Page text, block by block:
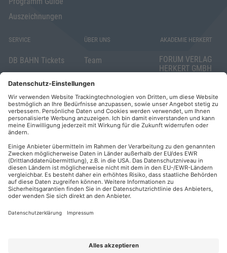
Auszeichnungen
SERVICE
DB BAHN Tickets
Veranstaltungsunterlagen
Widerrufsrecht
für Verbraucher
Elektronischer
Geschäftsverkehr
Barrierefreiheit
ÜBER UNS
Team
Die AKADEMIE
HERKERT
FORUM VERLAG
HERKERT
Kontakt
AKADEMIE HERKERT
FORUM VERLAG
HERKERT GMBH
86504 Merching
Telefon: +49
(0)8233 381-123
Telefax: +49
E-Mail:
herkert.de
Zahlung per
Rechnung